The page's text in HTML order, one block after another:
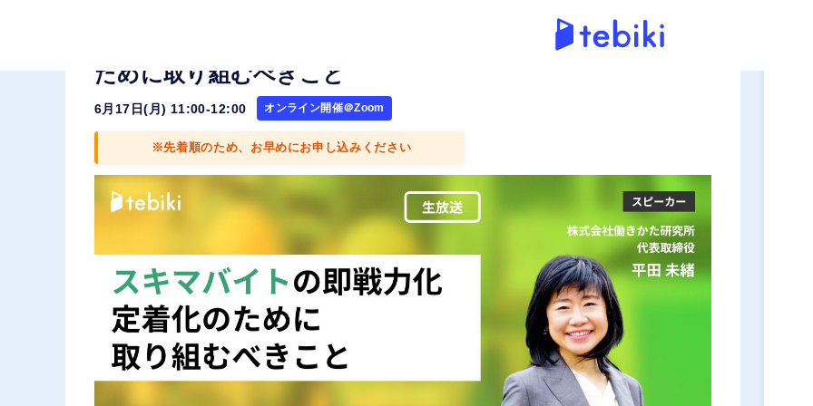
受入担当者の負荷を軽減 スキマバイトの即戦力化・定着化の
ために取り組むべきこと
6月17日(月) 11:00-12:00 オンライン開催＠Zoom
※先着順のため、お早めにお申し込みください